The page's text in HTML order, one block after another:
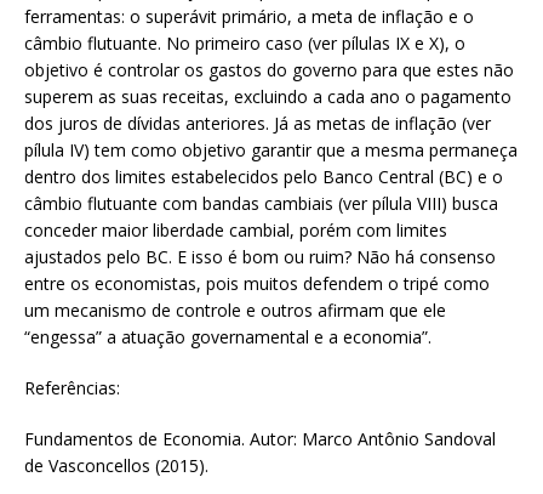
ferramentas: o superávit primário, a meta de inflação e o
câmbio flutuante. No primeiro caso (ver pílulas IX e X), o
objetivo é controlar os gastos do governo para que estes não
superem as suas receitas, excluindo a cada ano o pagamento
dos juros de dívidas anteriores. Já as metas de inflação (ver
pílula IV) tem como objetivo garantir que a mesma permaneça
dentro dos limites estabelecidos pelo Banco Central (BC) e o
câmbio flutuante com bandas cambiais (ver pílula VIII) busca
conceder maior liberdade cambial, porém com limites
ajustados pelo BC. E isso é bom ou ruim? Não há consenso
entre os economistas, pois muitos defendem o tripé como
um mecanismo de controle e outros afirmam que ele
“engessa” a atuação governamental e a economia”.
Referências:
Fundamentos de Economia. Autor: Marco Antônio Sandoval
de Vasconcellos (2015).